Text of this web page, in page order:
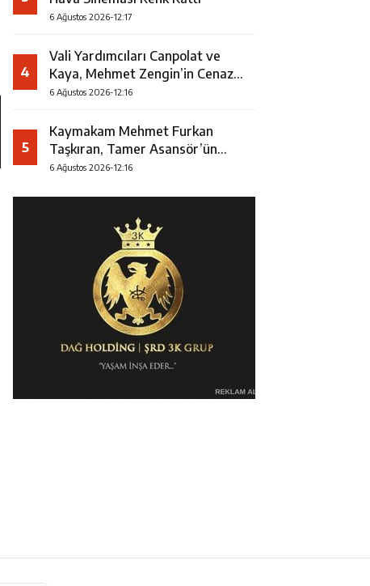
6 Ağustos 2026-12:17
4
Vali Yardımcıları Canpolat ve
Kaya, Mehmet Zengin’in Cenaze
Törenine Katıldı
6 Ağustos 2026-12:16
5
Kaymakam Mehmet Furkan
Taşkıran, Tamer Asansör’ün
Açılışına Katıldı
6 Ağustos 2026-12:16